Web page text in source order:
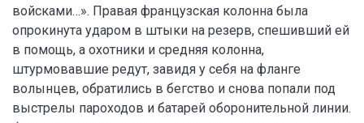
войсками…». Правая французская колонна была
опрокинута ударом в штыки на резерв, спешивший ей
в помощь, а охотники и средняя колонна,
штурмовавшие редут, завидя у себя на фланге
волынцев, обратились в бегство и снова попали под
выстрелы пароходов и батарей оборонительной линии.